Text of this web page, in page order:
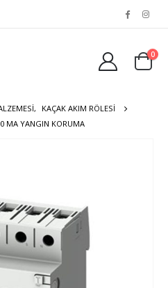
0
,
KAÇAK AKIM RÖLESI
MA YANGIN KORUMA